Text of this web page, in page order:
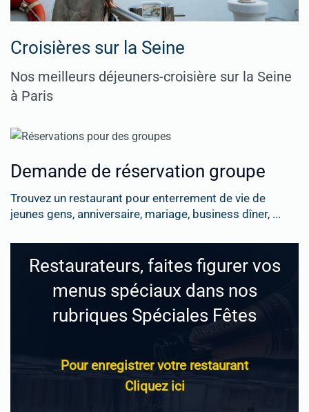
Croisières sur la Seine
Nos meilleurs déjeuners-croisière sur la Seine
à Paris
Demande de réservation groupe
Trouvez un restaurant pour enterrement de vie de
jeunes gens, anniversaire, mariage, business dîner, ...
Restaurateurs, faites figurer vos
menus spéciaux dans nos
rubriques Spéciales Fêtes
Pour enregistrer votre restaurant
Cliquez ici